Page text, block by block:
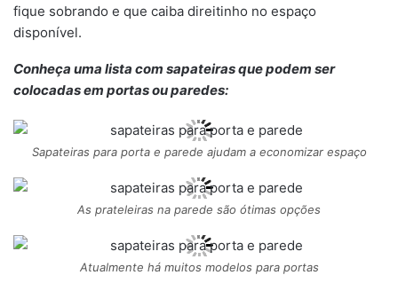
fique sobrando e que caiba direitinho no espaço
disponível.
Conheça uma lista com sapateiras que podem ser
colocadas em portas ou paredes:
Sapateiras para porta e parede ajudam a economizar espaço
As prateleiras na parede são ótimas opções
Atualmente há muitos modelos para portas